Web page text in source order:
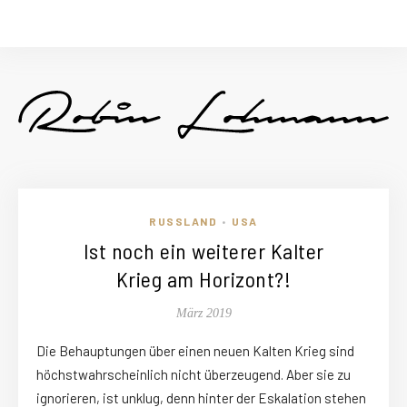
RUSSLAND • USA
Ist noch ein weiterer Kalter
Krieg am Horizont?!
März 2019
Die Behauptungen über einen neuen Kalten Krieg sind
höchstwahrscheinlich nicht überzeugend. Aber sie zu
ignorieren, ist unklug, denn hinter der Eskalation stehen